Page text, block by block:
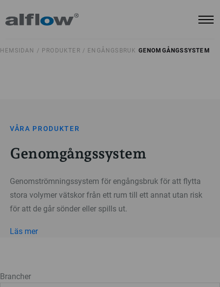
HEMSIDAN / PRODUKTER / ENGÅNGSBRUK GENOMGÅNGSSYSTEM
VÅRA PRODUKTER
Genomgångssystem
Genomströmningssystem för engångsbruk för att flytta
stora volymer vätskor från ett rum till ett annat utan risk
för att de går sönder eller spills ut.
Läs mer
Brancher